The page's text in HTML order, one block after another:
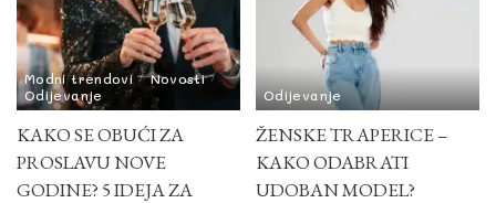
Modni trendovi
Novosti
Odijevanje
KAKO SE OBUĆI ZA
PROSLAVU NOVE
GODINE? 5 IDEJA ZA
Odijevanje
ŽENSKE TRAPERICE –
KAKO ODABRATI
UDOBAN MODEL?